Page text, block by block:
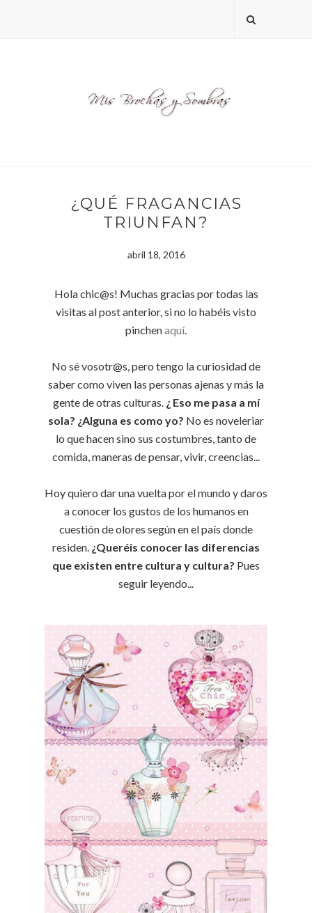
¿QUÉ FRAGANCIAS
TRIUNFAN?
abril 18, 2016
Hola chic@s! Muchas gracias por todas las
visitas al post anterior, si no lo habéis visto
pinchenaquí.
No sé vosotr@s, pero tengo la curiosidad de
saber como viven las personas ajenas y más la
gente de otras culturas.¿ Eso me pasa a mí
sola? ¿Alguna es como yo? No es noveleriar
lo que hacen sino sus costumbres, tanto de
comida, maneras de pensar, vivir, creencias...
Hoy quiero dar una vuelta por el mundo y daros
a conocer los gustos de los humanos en
cuestión de olores según en el país donde
residen. ¿Queréis conocer las diferencias
que existen entre cultura y cultura? Pues
seguir leyendo...